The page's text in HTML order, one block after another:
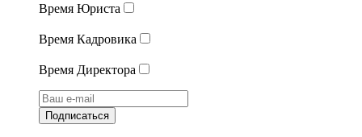
Время Юриста
Время Кадровика
Время Директора
Подписаться